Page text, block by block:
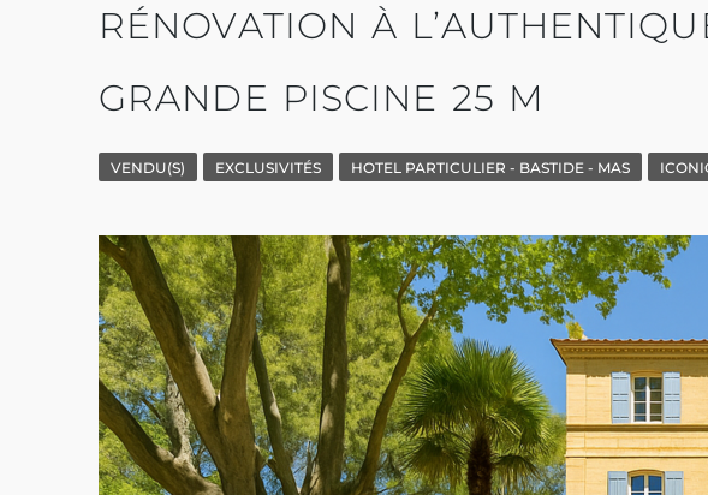
RÉNOVATION À
GRANDE PISCINE 25 M
VENDU(S) EXCLUSIVITÉS HOTEL PARTICULIER - BASTIDE - MAS